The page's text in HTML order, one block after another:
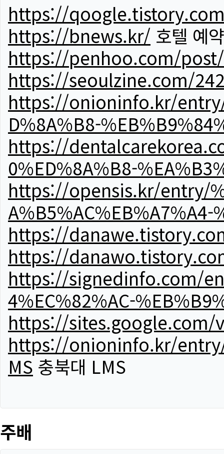
https://
https://bnews.kr/ 호텔 예약
https://penhoo.com/
https://seoulzine.com/
https://onioninfo.kr/entry/
D%8A%B8-
https://
0%ED%8A%B8-
https://opensis.kr/entry/
A%B5%AC%EB%A7%A4-
https://
https://
https://signedinfo.com/
4%EC%82%AC-
https://sites.google.com/
https://onioninfo.kr/entry/
MS 충북대 LMS
주배